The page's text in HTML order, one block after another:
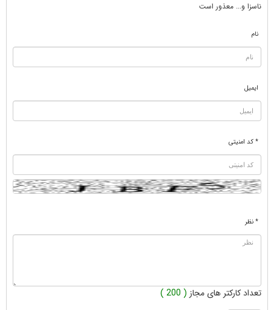
ناسزا و... معذور است
نام
ایمیل
* کد امنیتی
* نظر
تعداد کارکتر های مجاز ( 200 )